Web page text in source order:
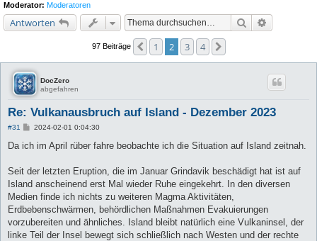
Moderator: Moderatoren
Antworten Suche
97 Beiträge Vorherige
1 2 3 4
DocZero
abgefahren
Re: Vulkanausbruch auf Island - Dezember 2023
#31
B
i
a
2024-02-01 0:04:30
Da ich im April rüber fahre beobachte ich die Situation auf Island zeitnah.
Seit der letzten Eruption, die im Januar Grindavik beschädigt hat ist auf
Island anscheinend erst Mal wieder Ruhe eingekehrt. In den diversen
Medien finde ich nichts zu weiteren Magma Aktivitäten,
Erdbebenschwärmen, behördlichen Maßnahmen Evakuierungen
vorzubereiten und ähnliches. Island bleibt natürlich eine Vulkaninsel, der
linke Teil der Insel bewegt sich schließlich nach Westen und der rechte